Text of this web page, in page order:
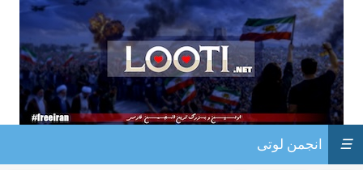
انجمن لوتی ☰